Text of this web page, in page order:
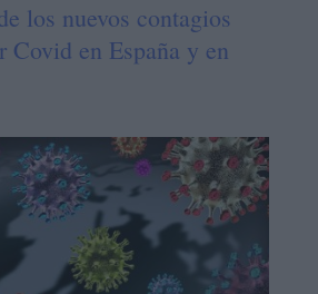
los nuevos contagios
Covid en España y en